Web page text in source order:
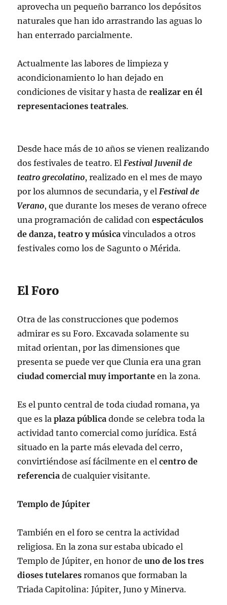
aprovecha un pequeño barranco los depósitos
naturales que han ido arrastrando las aguas lo
han enterrado parcialmente.
Actualmente las labores de limpieza y
acondicionamiento lo han dejado en
condiciones de visitar y hasta derealizar en él
representaciones teatrales.
Desde hace más de 10 años se vienen realizando
dos festivales de teatro. ElFestival Juvenil de
teatro grecolatino, realizado en el mes de mayo
por los alumnos de secundaria, y elFestival de
Verano, que durante los meses de verano ofrece
una programación de calidad conespectáculos
de danza, teatro y música vinculados a otros
festivales como los de Sagunto o Mérida.
El Foro
Otra de las construcciones que podemos
admirar es su Foro. Excavada solamente su
mitad orientan, por las dimensiones que
presenta se puede ver que Clunia era una gran
ciudad comercial muy importante en la zona.
Es el punto central de toda ciudad romana, ya
que es laplaza pública donde se celebra toda la
actividad tanto comercial como jurídica. Está
situado en la parte más elevada del cerro,
convirtiéndose así fácilmente en elcentro de
referencia de cualquier visitante.
Templo de Júpiter
También en el foro se centra la actividad
religiosa. En la zona sur estaba ubicado el
Templo de Júpiter, en honor deuno de los tres
dioses tutelares romanos que formaban la
Triada Capitolina: Júpiter, Juno y Minerva.